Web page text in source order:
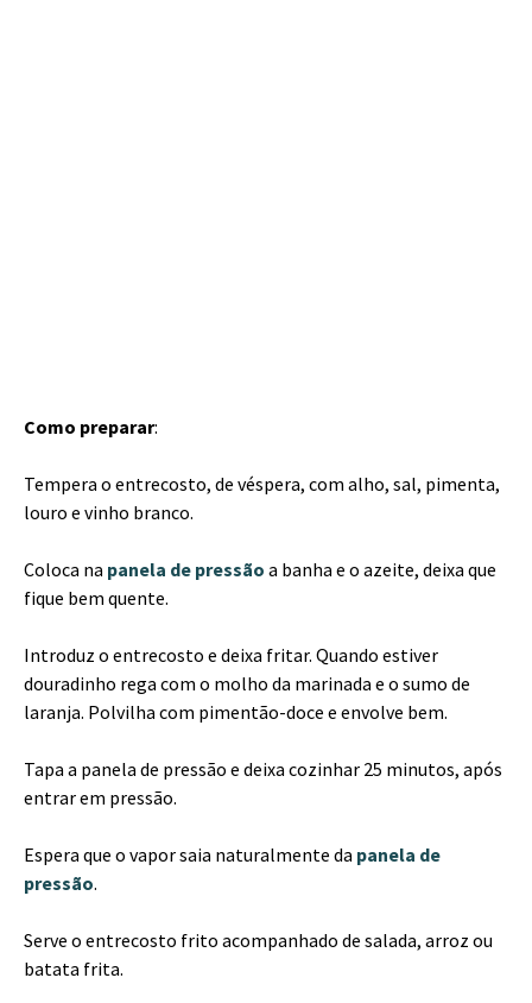
Como preparar:
Tempera o entrecosto, de véspera, com alho, sal, pimenta,
louro e vinho branco.
Coloca na panela de pressão a banha e o azeite, deixa que
fique bem quente.
Introduz o entrecosto e deixa fritar. Quando estiver
douradinho rega com o molho da marinada e o sumo de
laranja. Polvilha com pimentão-doce e envolve bem.
Tapa a panela de pressão e deixa cozinhar 25 minutos, após
entrar em pressão.
Espera que o vapor saia naturalmente da panela de
pressão.
Serve o entrecosto frito acompanhado de salada, arroz ou
batata frita.